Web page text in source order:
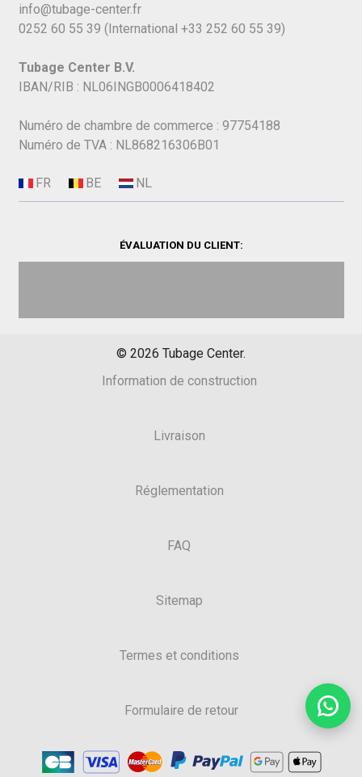
info@tubage-center.fr
0252 60 55 39 (International +33 252 60 55 39)
Tubage Center B.V.
IBAN/RIB : NL06INGB0006418402
Numéro de chambre de commerce : 97754188
Numéro de TVA : NL868216306B01
ÉVALUATION DU CLIENT:
© 2026 Tubage Center.
Information de construction
Livraison
Réglementation
FAQ
Sitemap
Termes et conditions
Formulaire de retour